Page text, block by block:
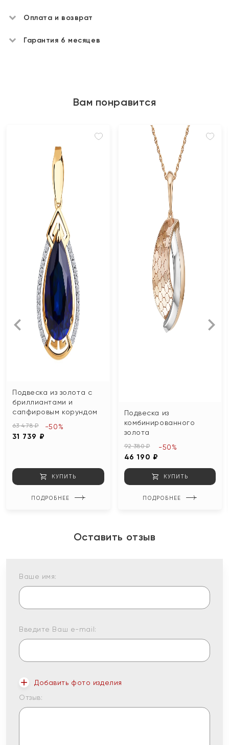
Оплата и возврат
Гарантия 6 месяцев
Вам понравится
Подвеска из золота с
бриллиантами и
сапфировым корундом
63 478 ₽
31 739 ₽
-50%
КУПИТЬ
ПОДРОБНЕЕ
Подвеска из
комбинированного
золота
92 380 ₽
46 190 ₽
-50%
КУПИТЬ
ПОДРОБНЕЕ
Оставить отзыв
Ваше имя:
Введите Ваш e-mail:
Добавить фото изделия
Отзыв: